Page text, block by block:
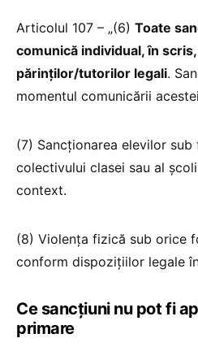
Articolul 107 – „(6) Toate
comunică individual, în
părinților/tutorilor legali.
momentul comunicării
(7) Sancționarea elevilor
colectivului clasei sau al
context.
(8) Violența fizică sub orice
conform dispozițiilor legale
Ce sancțiuni nu pot fi
primare